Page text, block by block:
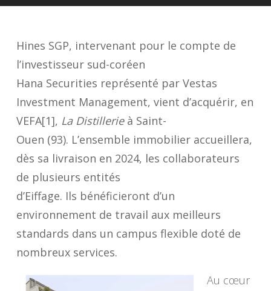
Hines SGP, intervenant pour le compte de
l’investisseur sud-coréen
Hana Securities représenté par Vestas
Investment Management, vient d’acquérir, en
VEFA[1], La Distillerieà Saint-
Ouen (93). L’ensemble immobilier accueillera,
dès sa livraison en 2024, les collaborateurs
de plusieurs entités
d’Eiffage. Ils bénéficieront d’un
environnement de travail aux meilleurs
standards dans un campus flexible doté de
nombreux services.
Au cœur